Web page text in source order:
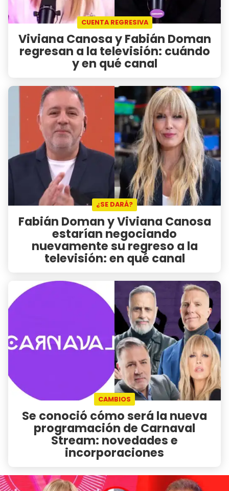
CUENTA REGRESIVA
Viviana Canosa y Fabián Doman
regresan a la televisión: cuándo
y en qué canal
¿SE DARÁ?
Fabián Doman y Viviana Canosa
estarían negociando
nuevamente su regreso a la
televisión: en qué canal
CAMBIOS
Se conoció cómo será la nueva
programación de Carnaval
Stream: novedades e
incorporaciones